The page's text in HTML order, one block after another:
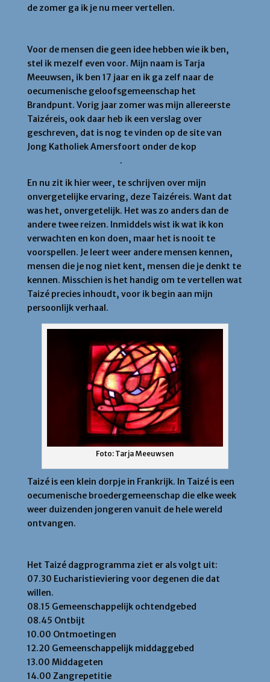
de zomer ga ik je nu meer vertellen.
Voor de mensen die geen idee hebben wie ik ben,
stel ik mezelf even voor. Mijn naam is Tarja
Meeuwsen, ik ben 17 jaar en ik ga zelf naar de
oecumenische geloofsgemeenschap het
Brandpunt. Vorig jaar zomer was mijn allereerste
Taizéreis, ook daar heb ik een verslag over
geschreven, dat is nog te vinden op de site van
Jong Katholiek Amersfoort onder de kop
.
En nu zit ik hier weer, te schrijven over mijn
onvergetelijke ervaring, deze Taizéreis. Want dat
was het, onvergetelijk. Het was zo anders dan de
andere twee reizen. Inmiddels wist ik wat ik kon
verwachten en kon doen, maar het is nooit te
voorspellen. Je leert weer andere mensen kennen,
mensen die je nog niet kent, mensen die je denkt te
kennen. Misschien is het handig om te vertellen wat
Taizé precies inhoudt, voor ik begin aan mijn
persoonlijk verhaal.
Foto: Tarja Meeuwsen
Taizé is een klein dorpje in Frankrijk. In Taizé is een
oecumenische broedergemeenschap die elke week
weer duizenden jongeren vanuit de hele wereld
ontvangen.
Het Taizé dagprogramma ziet er als volgt uit:
07.30 Eucharistieviering voor degenen die dat
willen.
08.15 Gemeenschappelijk ochtendgebed
08.45 Ontbijt
10.00 Ontmoetingen
12.20 Gemeenschappelijk middaggebed
13.00 Middageten
14.00 Zangrepetitie